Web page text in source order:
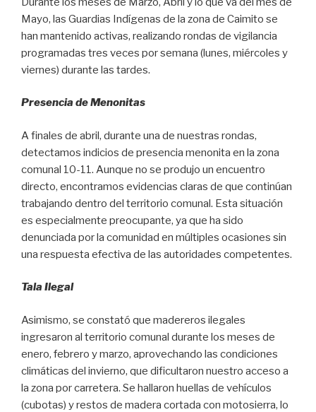
Mayo, las Guardias Indígenas de la zona de Caimito se
han mantenido activas, realizando rondas de vigilancia
programadas tres veces por semana (lunes, miércoles y
viernes) durante las tardes.
Presencia de Menonitas
A finales de abril, durante una de nuestras rondas,
detectamos indicios de presencia menonita en la zona
comunal 10-11. Aunque no se produjo un encuentro
directo, encontramos evidencias claras de que continúan
trabajando dentro del territorio comunal. Esta situación
es especialmente preocupante, ya que ha sido
denunciada por la comunidad en múltiples ocasiones sin
una respuesta efectiva de las autoridades competentes.
Tala Ilegal
Asimismo, se constató que madereros ilegales
ingresaron al territorio comunal durante los meses de
enero, febrero y marzo, aprovechando las condiciones
climáticas del invierno, que dificultaron nuestro acceso a
la zona por carretera. Se hallaron huellas de vehículos
(cubotas) y restos de madera cortada con motosierra, lo